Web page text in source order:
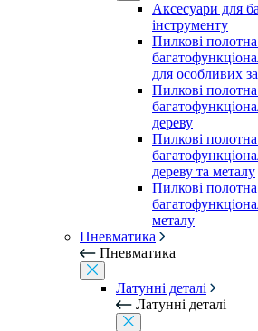
Аксесуари для
інструменту
Пилкові
для особливих
Пилкові
дереву
Пилкові
дереву та металу
Пилкові
металу
Пневматика
Пневматика
Латунні деталі
Латунні деталі